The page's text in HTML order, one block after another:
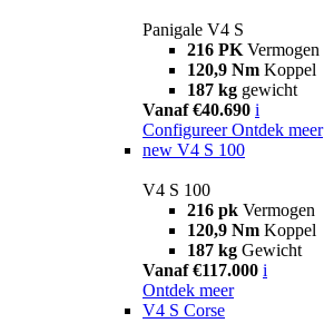
Panigale V4 S
216 PK Vermogen
120,9 Nm Koppel
187 kg gewicht
Vanaf €40.690 i
Configureer Ontdek meer
new V4 S 100
V4 S 100
216 pk Vermogen
120,9 Nm Koppel
187 kg Gewicht
Vanaf €117.000 i
Ontdek meer
V4 S Corse